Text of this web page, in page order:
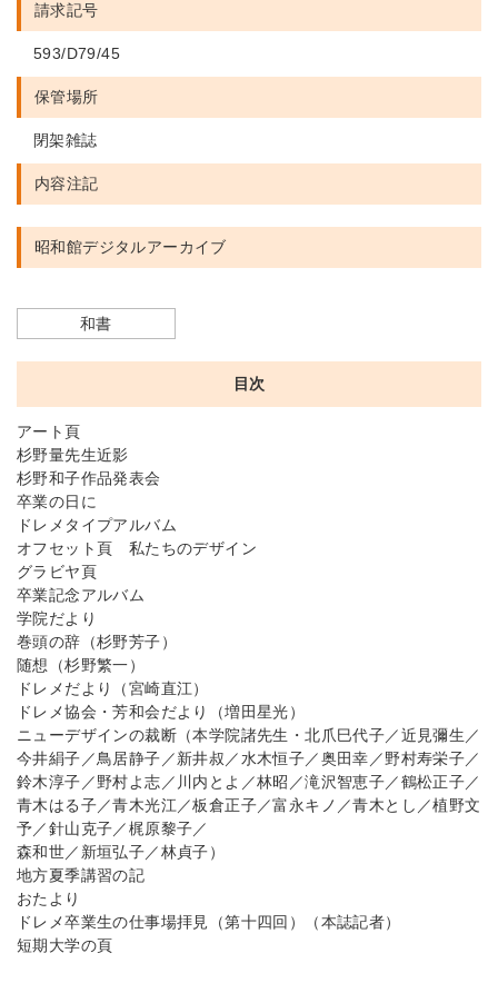
請求記号
593/D79/45
保管場所
閉架雑誌
内容注記
昭和館デジタルアーカイブ
和書
目次
アート頁
杉野量先生近影
杉野和子作品発表会
卒業の日に
ドレメタイプアルバム
オフセット頁 私たちのデザイン
グラビヤ頁
卒業記念アルバム
学院だより
巻頭の辞（杉野芳子）
随想（杉野繁一）
ドレメだより（宮崎直江）
ドレメ協会・芳和会だより（増田星光）
ニューデザインの裁断（本学院諸先生・北爪巳代子／近見彌生／
今井絹子／鳥居静子／新井叔／水木恒子／奥田幸／野村寿栄子／
鈴木淳子／野村よ志／川内とよ／林昭／滝沢智恵子／鶴松正子／
青木はる子／青木光江／板倉正子／富永キノ／青木とし／植野文
予／針山克子／梶原黎子／
森和世／新垣弘子／林貞子）
地方夏季講習の記
おたより
ドレメ卒業生の仕事場拝見（第十四回）（本誌記者）
短期大学の頁